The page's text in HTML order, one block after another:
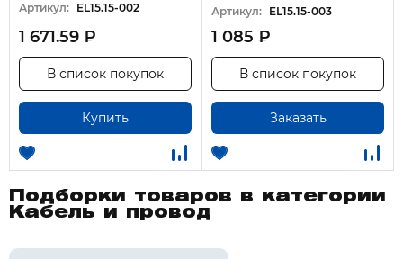
Артикул: EL15.15-002
1 671.59 ₽
Купить
В список покупок
Артикул: EL15.15-003
1 085 ₽
Заказать
В список покупок
Подборки товаров в категории
Кабель и провод